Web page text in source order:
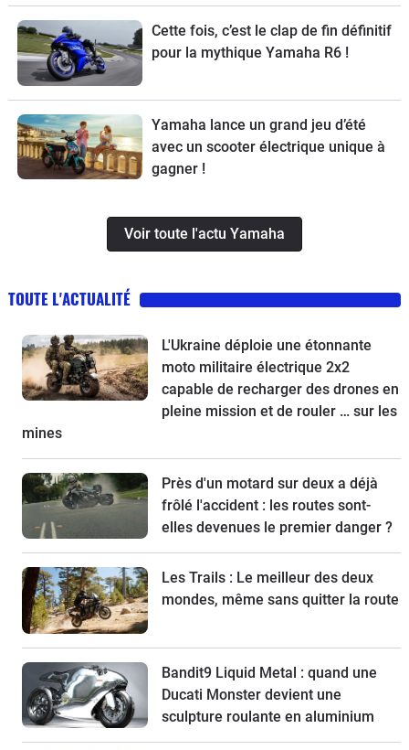
Cette fois, c’est le clap de fin définitif
pour la mythique Yamaha R6 !
Yamaha lance un grand jeu d’été
avec un scooter électrique unique à
gagner !
Voir toute l'actu Yamaha
TOUTE L'ACTUALITÉ
L'Ukraine déploie une étonnante
moto militaire électrique 2x2
capable de recharger des drones en
pleine mission et de rouler … sur les
mines
Près d'un motard sur deux a déjà
frôlé l'accident : les routes sont-
elles devenues le premier danger ?
Les Trails : Le meilleur des deux
mondes, même sans quitter la route
Bandit9 Liquid Metal : quand une
Ducati Monster devient une
sculpture roulante en aluminium